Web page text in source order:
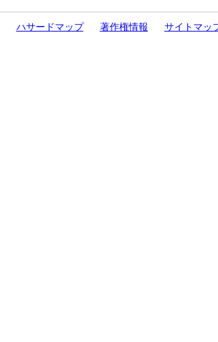
ハサードマップ 著作権情報 サイトマッ